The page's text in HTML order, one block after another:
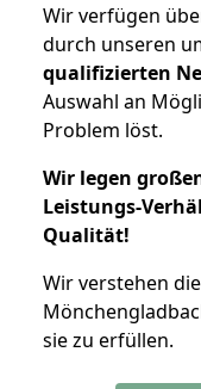
Wir verfügen
durch unseren
qualifizierten
Auswahl an
Problem löst.
Wir legen
Leistungs-
Qualität!
Wir verstehen
sie zu erfüllen.